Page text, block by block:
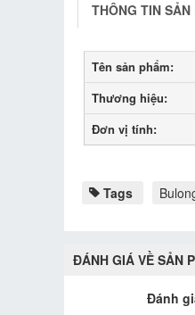
THÔNG TIN SẢN
Tên sản phẩm:
Thương hiệu:
Đơn vị tính:
Tags
ĐÁNH GIÁ VỀ SẢN
Đánh